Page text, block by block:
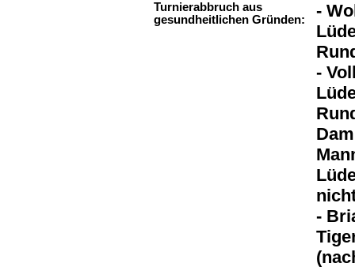
Turnierabbruch aus
gesundheitlichen Gründen:
-
-
-